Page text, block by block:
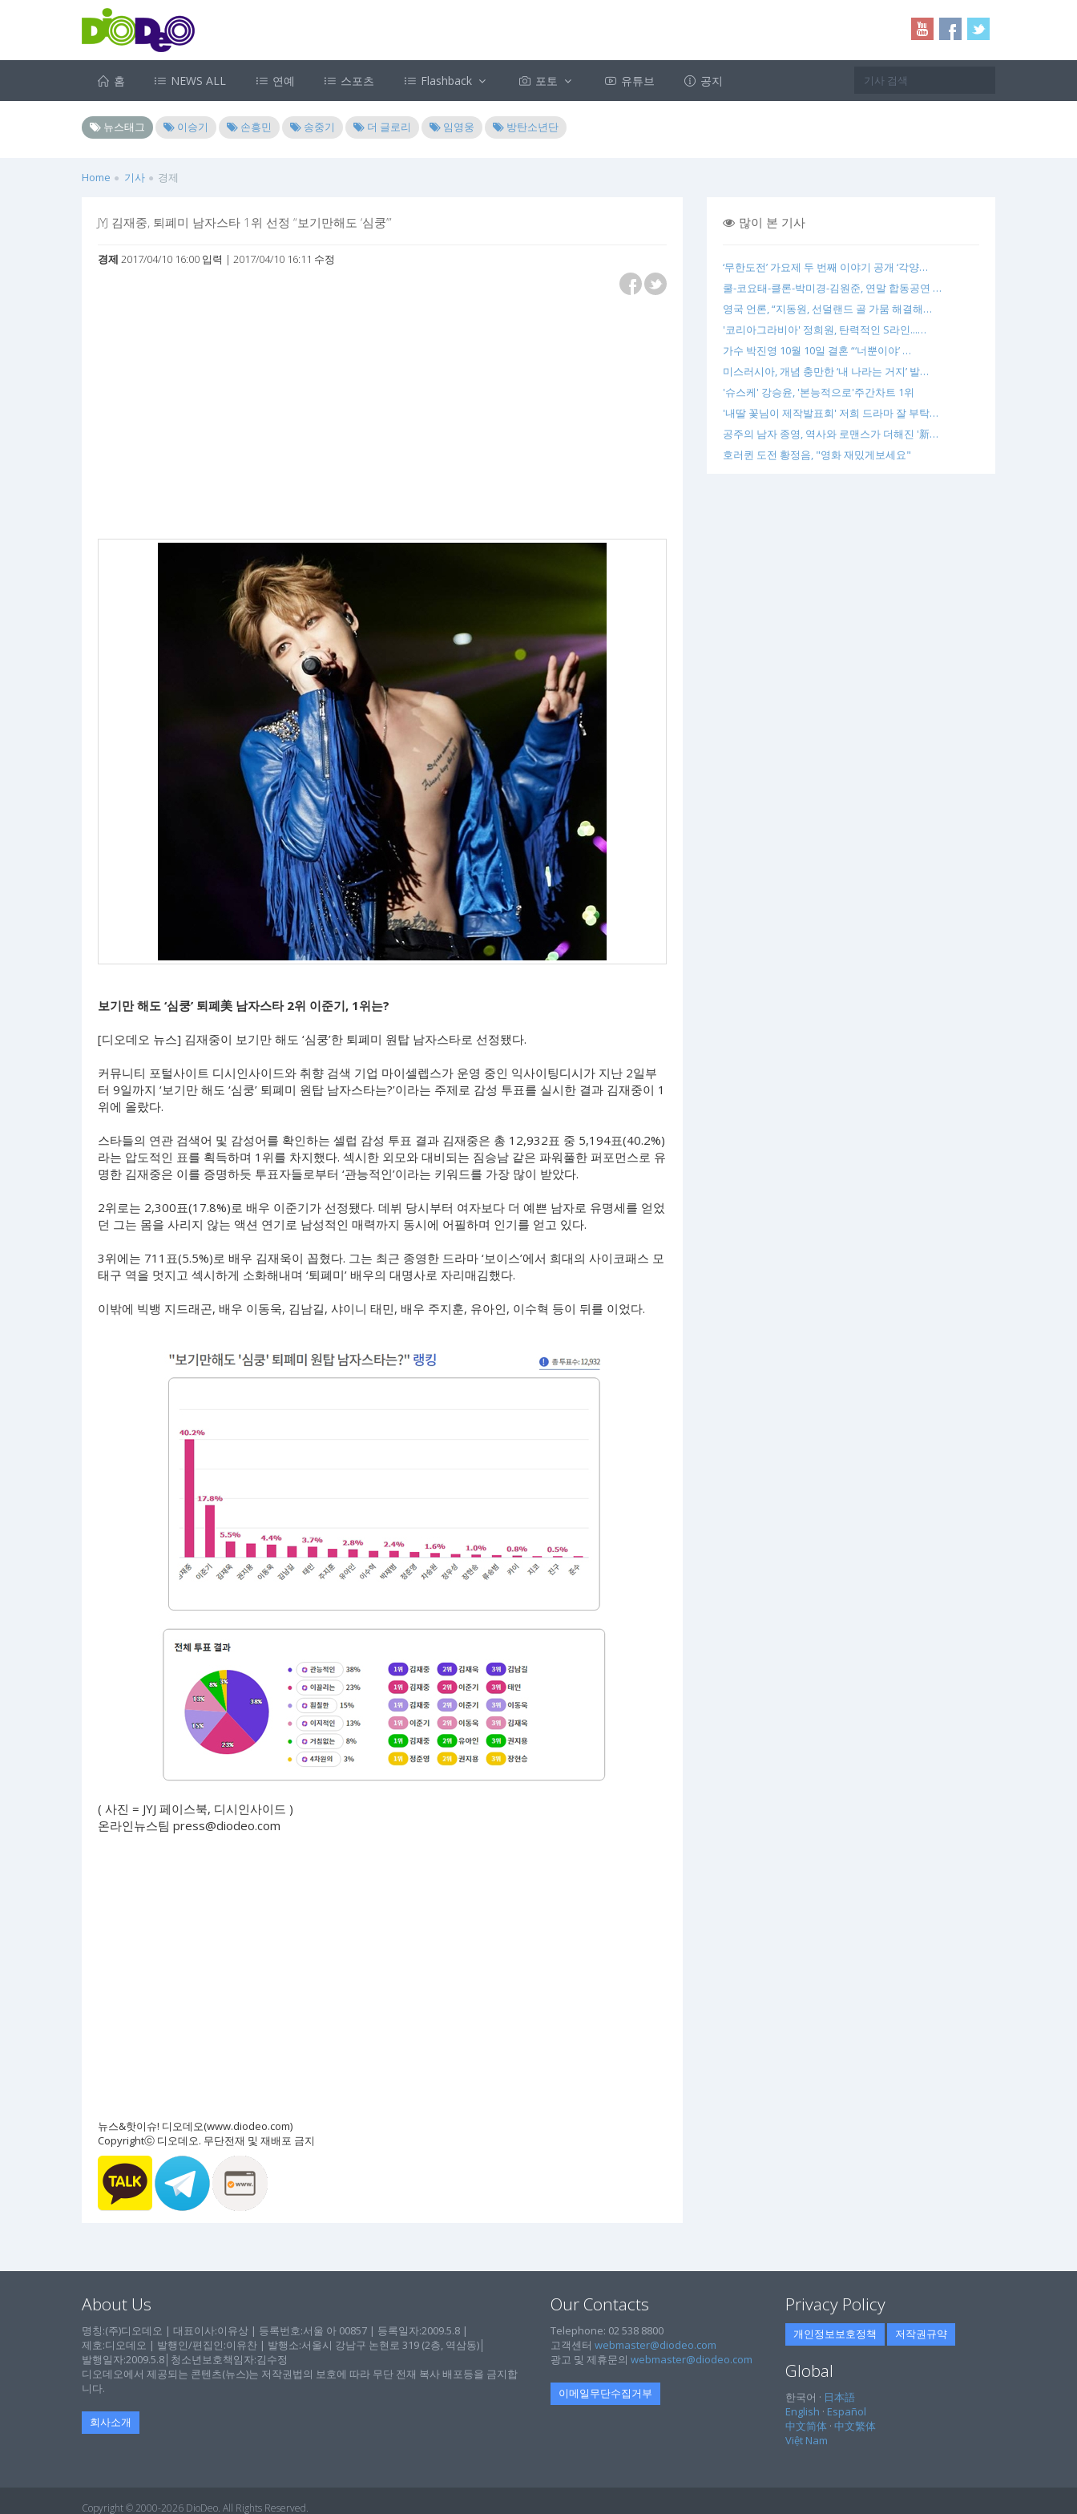
홈 NEWS ALL 연예 스포츠 Flashback 포토 유튜브 공지
뉴스태그 이승기 손흥민 송중기 더 글로리 임영웅 방탄소년단
Home 기사 경제
JYJ 김재중, 퇴폐미 남자스타 1위 선정 “보기만해도 ‘심쿵’”
경제 2017/04/10 16:00 입력 | 2017/04/10 16:11 수정
보기만 해도 ‘심쿵’ 퇴폐美 남자스타 2위 이준기, 1위는?
[디오데오 뉴스] 김재중이 보기만 해도 ‘심쿵’한 퇴폐미 원탑 남자스타로 선정됐다.
커뮤니티 포털사이트 디시인사이드와 취향 검색 기업 마이셀렙스가 운영 중인 익사이팅디시가 지난 2일부
터 9일까지 ‘보기만 해도 ‘심쿵’ 퇴폐미 원탑 남자스타는?’이라는 주제로 감성 투표를 실시한 결과 김재중이 1
위에 올랐다.
스타들의 연관 검색어 및 감성어를 확인하는 셀럽 감성 투표 결과 김재중은 총 12,932표 중 5,194표(40.2%)
라는 압도적인 표를 획득하며 1위를 차지했다. 섹시한 외모와 대비되는 짐승남 같은 파워풀한 퍼포먼스로 유
명한 김재중은 이를 증명하듯 투표자들로부터 ‘관능적인’이라는 키워드를 가장 많이 받았다.
2위로는 2,300표(17.8%)로 배우 이준기가 선정됐다. 데뷔 당시부터 여자보다 더 예쁜 남자로 유명세를 얻었
던 그는 몸을 사리지 않는 액션 연기로 남성적인 매력까지 동시에 어필하며 인기를 얻고 있다.
3위에는 711표(5.5%)로 배우 김재욱이 꼽혔다. 그는 최근 종영한 드라마 ‘보이스’에서 희대의 사이코패스 모
태구 역을 멋지고 섹시하게 소화해내며 ‘퇴폐미’ 배우의 대명사로 자리매김했다.
이밖에 빅뱅 지드래곤, 배우 이동욱, 김남길, 샤이니 태민, 배우 주지훈, 유아인, 이수혁 등이 뒤를 이었다.
( 사진 = JYJ 페이스북, 디시인사이드 )
온라인뉴스팀 press@diodeo.com
뉴스&핫이슈! 디오데오(www.diodeo.com)
Copyrightⓒ 디오데오. 무단전재 및 재배포 금지
많이 본 기사
‘무한도전’ 가요제 두 번째 이야기 공개 ‘각양…
쿨-코요태-클론-박미경-김원준, 연말 합동공연 …
영국 언론, “지동원, 선덜랜드 골 가뭄 해결해…
'코리아그라비아' 정희원, 탄력적인 S라인...…
가수 박진영 10월 10일 결혼 “‘너뿐이야’ …
미스러시아, 개념 충만한 ‘내 나라는 거지’ 발…
'슈스케' 강승윤, '본능적으로'주간차트 1위
'내딸 꽃님이 제작발표회' 저희 드라마 잘 부탁…
공주의 남자 종영, 역사와 로맨스가 더해진 '新…
호러퀸 도전 황정음, "영화 재밌게보세요"
About Us
명칭:(주)디오데오 | 대표이사:이유상 | 등록번호:서울 아 00857 | 등록일자:2009.5.8 |
제호:디오데오 | 발행인/편집인:이유찬 | 발행소:서울시 강남구 논현로 319 (2층, 역삼동)│
발행일자:2009.5.8│청소년보호책임자:김수정
디오데오에서 제공되는 콘텐츠(뉴스)는 저작권법의 보호에 따라 무단 전재 복사 배포등을 금지합
니다.
회사소개
Our Contacts
Telephone: 02 538 8800
고객센터 webmaster@diodeo.com
광고 및 제휴문의 webmaster@diodeo.com
이메일무단수집거부
Privacy Policy
개인정보보호정책 저작권규약
Global
한국어 · 日本語
English · Español
中文简体 · 中文繁体
Việt Nam
Copyright © 2000-2026 DioDeo. All Rights Reserved.